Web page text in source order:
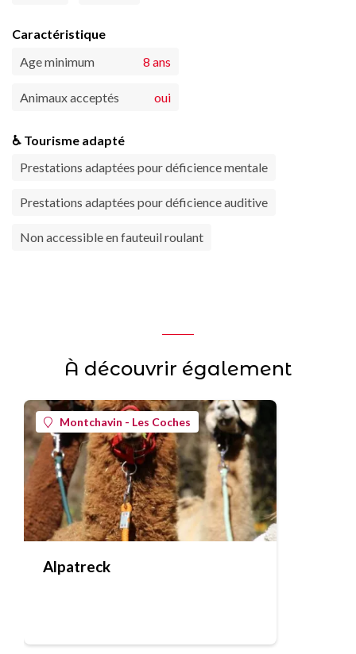
Caractéristique
Age minimum
8 ans
Animaux acceptés oui
♿ Tourisme adapté
Prestations adaptées pour déficience mentale
Prestations adaptées pour déficience auditive
Non accessible en fauteuil roulant
À découvrir également
Montchavin - Les Coches
Alpatreck